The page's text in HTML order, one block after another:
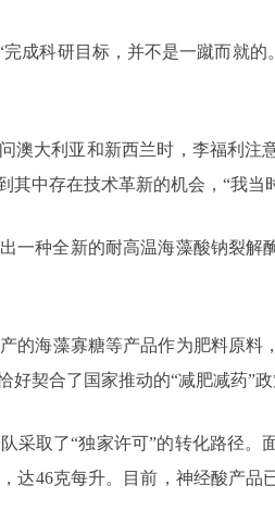
成科研目标，并不是一蹴而就
澳大利亚和新西兰时，李福利
中存在技术革新的机会，“我当
一种全新的耐高温海藻酸钠裂
的海藻寡糖等产品作为肥料原
契合了国家推动的“减肥减药”政
采取了“独家许可”的转化路径
达46克每升。目前，神经酸产